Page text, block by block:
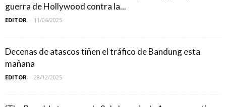
guerra de Hollywood contra la...
EDITOR - 11/06/2025
Decenas de atascos tiñen el tráfico de Bandung esta
mañana
EDITOR - 28/12/2025